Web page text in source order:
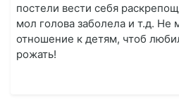
постели вести себя
мол голова заболела и т.д. Не
отношение к детям, чтоб
рожать!